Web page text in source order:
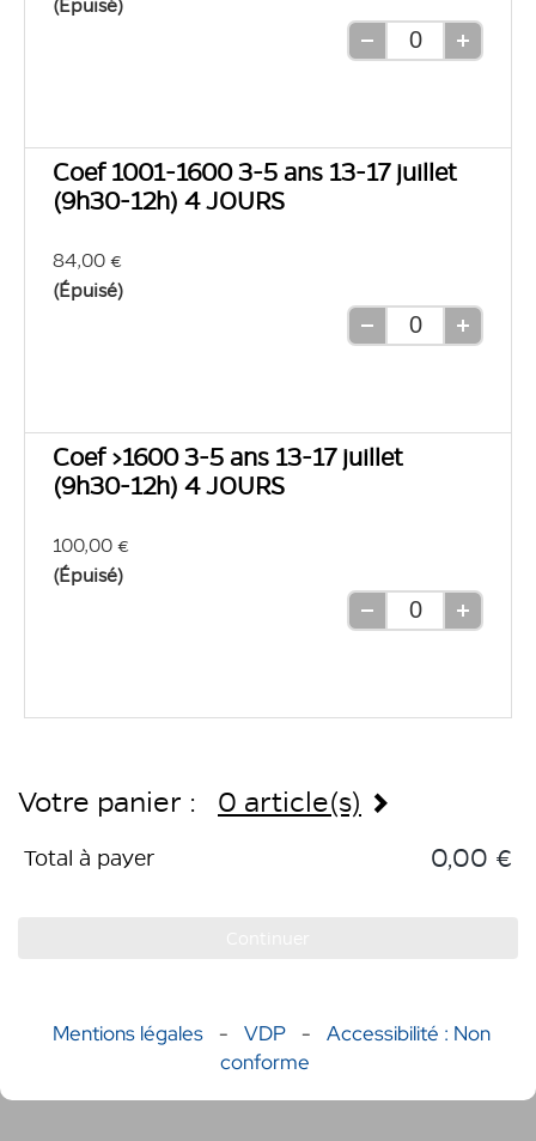
(Épuisé)
Retirer
Ajouter
Coef 1001-1600 3-5 ans 13-17 juillet
(9h30-12h) 4 JOURS
84,00 €
(Épuisé)
Retirer
Ajouter
Coef >1600 3-5 ans 13-17 juillet
(9h30-12h) 4 JOURS
100,00 €
(Épuisé)
Retirer
Ajouter
Votre panier : 0 article(s)
Total à payer 0,00 €
Mentions légales - VDP -
Accessibilité : Non
conforme